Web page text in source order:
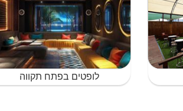
לופטים בפתח תקווה